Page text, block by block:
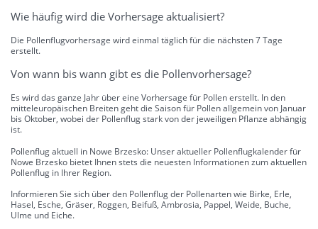
Wie häufig wird die Vorhersage aktualisiert?
Die Pollenflugvorhersage wird einmal täglich für die nächsten 7 Tage
erstellt.
Von wann bis wann gibt es die Pollenvorhersage?
Es wird das ganze Jahr über eine Vorhersage für Pollen erstellt. In den
mitteleuropäischen Breiten geht die Saison für Pollen allgemein von Januar
bis Oktober, wobei der Pollenflug stark von der jeweiligen Pflanze abhängig
ist.
Pollenflug aktuell in Nowe Brzesko: Unser aktueller Pollenflugkalender für
Nowe Brzesko bietet Ihnen stets die neuesten Informationen zum aktuellen
Pollenflug in Ihrer Region.
Informieren Sie sich über den Pollenflug der Pollenarten wie Birke, Erle,
Hasel, Esche, Gräser, Roggen, Beifuß, Ambrosia, Pappel, Weide, Buche,
Ulme und Eiche.